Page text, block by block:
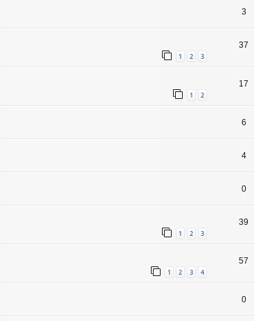
3
1 2 3
37
1 2
17
6
4
0
1 2 3
39
1 2 3 4
57
0